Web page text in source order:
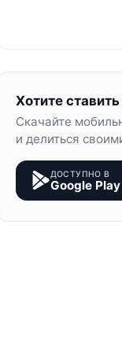
Хотите
Скачайте
и делиться
ДОСТУПНО В
Google Play